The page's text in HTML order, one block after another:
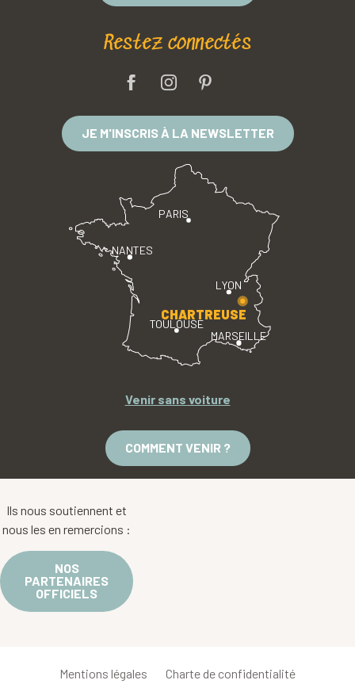
Restez connectés
JE M'INSCRIS À LA NEWSLETTER
PARIS
LYON
TOULOUSE
MARSEILLE
NANTES
CHARTREUSE
Venir sans voiture
COMMENT VENIR ?
Ils nous soutiennent et
nous les en remercions :
NOS
PARTENAIRES
OFFICIELS
Mentions légales Charte de confidentialité